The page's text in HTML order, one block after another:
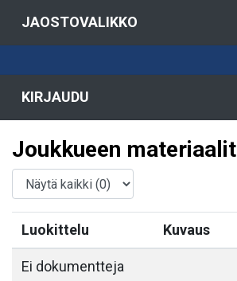
JAOSTOVALIKKO
KIRJAUDU
Joukkueen materiaalit
Luokittelu Kuvaus
Ei dokumentteja